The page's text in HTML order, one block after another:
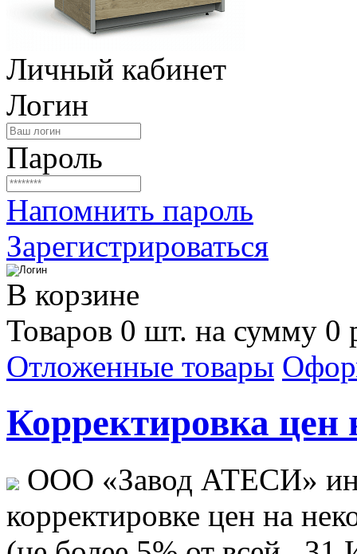
Личный кабинет
Логин
Пароль
Напомнить пароль
Зарегистрироваться
В корзине
Товаров 0 шт. на сумму 0
Отложенные товары
Корректировка цен
ООО «Завод АТЕСИ»
корректировке цен на